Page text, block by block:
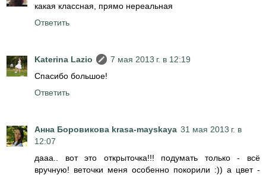
какая классная, прямо нереальная
Ответить
Katerina Lazio
7 мая 2013 г. в 12:19
Спасибо большое!
Ответить
Анна Боровикова krasa-mayskaya 31 мая 2013 г. в
12:07
дааа.. вот это открыточка!!! подумать только - всё
вручную! веточки меня особенно покорили :)) а цвет -